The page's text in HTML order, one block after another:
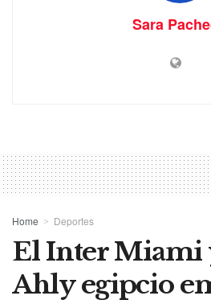
Sara
Home Deportes
El Inter Miami
Ahly egipcio